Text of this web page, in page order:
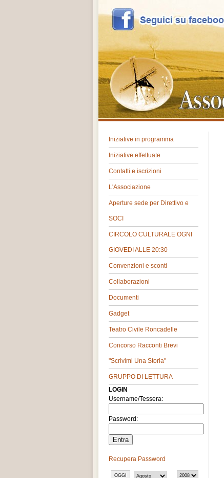
Iniziative in programma
Iniziative effettuate
Contatti e iscrizioni
L'Associazione
Aperture sede per Direttivo e
SOCI
CIRCOLO CULTURALE OGNI
GIOVEDI ALLE 20:30
Convenzioni e sconti
Collaborazioni
Documenti
Gadget
Teatro Civile Roncadelle
Concorso Racconti Brevi
"Scrivimi Una Storia"
GRUPPO DI LETTURA
LOGIN
Username/Tessera:
Password:
Recupera Password